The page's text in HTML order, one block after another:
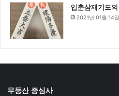
입춘삼재기도
2021년 01월 14일
무등산 증심사